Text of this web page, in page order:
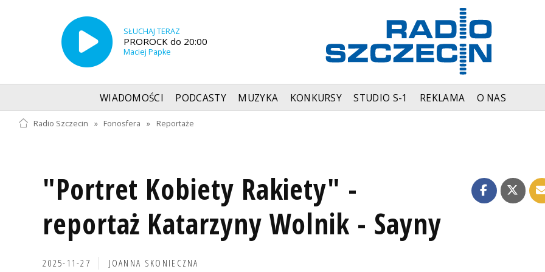
SŁUCHAJ TERAZ
PROROCK do 20:00
Maciej Papke
WIADOMOŚCI PODCASTY MUZYKA KONKURSY STUDIO S-1 REKLAMA O NAS
Radio Szczecin » Fonosfera » Reportaże
"Portret Kobiety Rakiety" -
reportaż Katarzyny Wolnik - Sayny
2025-11-27 JOANNA SKONIECZNA